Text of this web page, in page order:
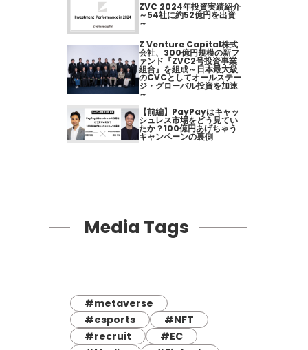
ZVC 2024年投資実績紹介
～54社に約52億円を出資
～
Z Venture Capital株式
会社、300億円規模の新フ
ァンド『ZVC2号投資事業
組合』を組成～日本最大級
のCVCとしてオールステー
ジ・グローバル投資を加速
～
【前編】PayPayはキャッ
シュレス市場をどう見てい
たか？100億円あげちゃう
キャンペーンの裏側
Media Tags
#metaverse
#esports
#NFT
#recruit
#EC